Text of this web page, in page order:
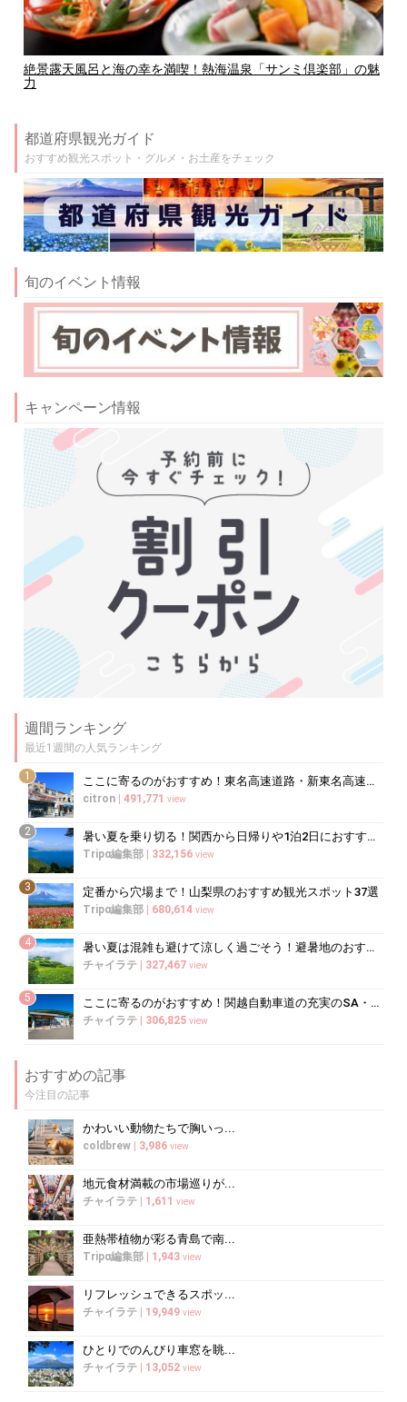
絶景露天風呂と海の幸を満喫！熱海温泉「サンミ倶楽部」の魅
力
都道府県観光ガイド
おすすめ観光スポット・グルメ・お土産をチェック
旬のイベント情報
キャンペーン情報
週間ランキング
最近1週間の人気ランキング
1 ここに寄るのがおすすめ！東名高速道路・新東名高速道路の充実のSA・PA10選
citron | 491,771 view
2 暑い夏を乗り切る！関西から日帰りや1泊2日におすすめの避暑地10選
Tripα編集部 | 332,156 view
3 定番から穴場まで！山梨県のおすすめ観光スポット37選
Tripα編集部 | 680,614 view
4 暑い夏は混雑も避けて涼しく過ごそう！避暑地のおすすめ穴場スポット10選
チャイラテ | 327,467 view
5 ここに寄るのがおすすめ！関越自動車道の充実のSA・PA5選
チャイラテ | 306,825 view
おすすめの記事
今注目の記事
かわいい動物たちで胸いっ...
coldbrew | 3,986 view
地元食材満載の市場巡りが...
チャイラテ | 1,611 view
亜熱帯植物が彩る青島で南...
Tripα編集部 | 1,943 view
リフレッシュできるスポッ...
チャイラテ | 19,949 view
ひとりでのんびり車窓を眺...
チャイラテ | 13,052 view